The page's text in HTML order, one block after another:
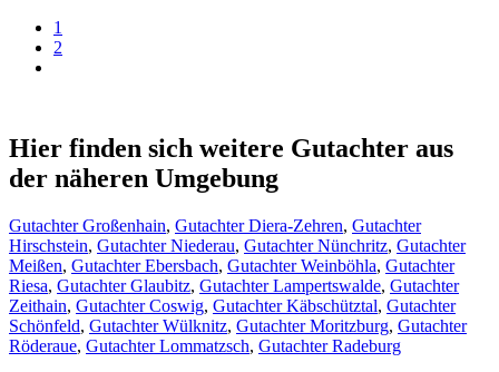
1
2
Hier finden sich weitere Gutachter aus
der näheren Umgebung
Gutachter Großenhain, Gutachter Diera-Zehren, Gutachter
Hirschstein, Gutachter Niederau, Gutachter Nünchritz, Gutachter
Meißen, Gutachter Ebersbach, Gutachter Weinböhla, Gutachter
Riesa, Gutachter Glaubitz, Gutachter Lampertswalde, Gutachter
Zeithain, Gutachter Coswig, Gutachter Käbschütztal, Gutachter
Schönfeld, Gutachter Wülknitz, Gutachter Moritzburg, Gutachter
Röderaue, Gutachter Lommatzsch, Gutachter Radeburg